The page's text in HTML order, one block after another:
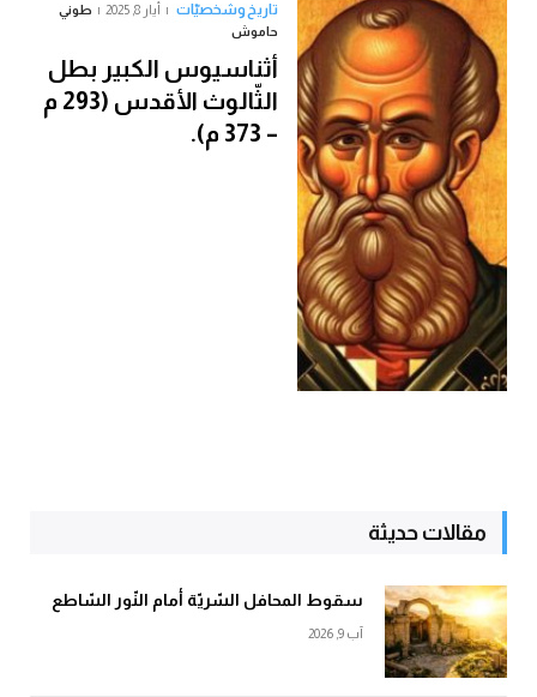
تاريخ وشخصيّات أيار 8, 2025
طوني
حاموش
أثناسيوس الكبير بطل
الثّالوث الأقدس (293 م
– 373 م).
مقالات حديثة
سقوط المحافل السّريّة أمام النّور السّاطع
آب 9, 2026